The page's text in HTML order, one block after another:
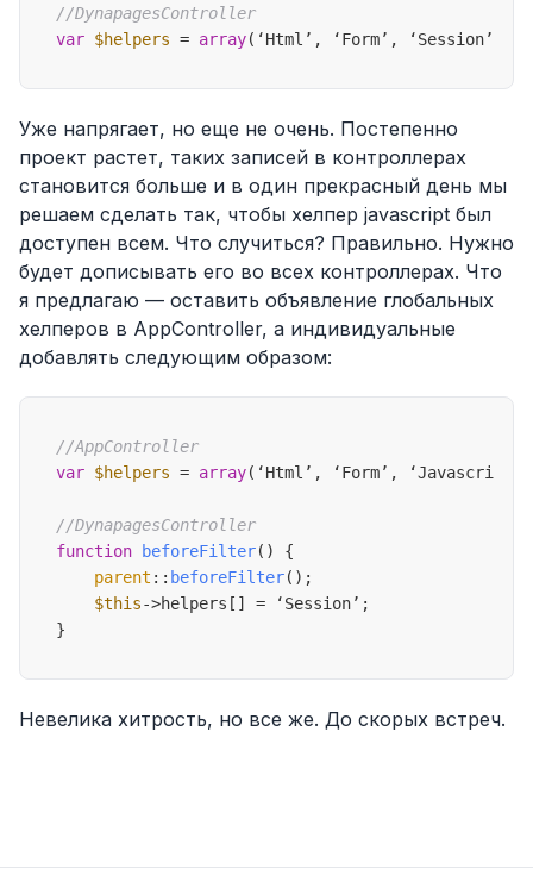
//DynapagesController
var $helpers = array
Уже напрягает, но еще не очень. Постепенно
проект растет, таких записей в контроллерах
становится больше и в один прекрасный день мы
решаем сделать так, чтобы хелпер javascript был
доступен всем. Что случиться? Правильно. Нужно
будет дописывать его во всех контроллерах. Что
я предлагаю — оставить объявление глобальных
хелперов в AppController, а индивидуальные
добавлять следующим образом:
//AppController
var $helpers = array(‘Html’, ‘Form’,
//DynapagesController
function
beforeFilter( ) {
parent :: beforeFilter();
$this->helpers[] = ‘Session’;
Невелика хитрость, но все же. До скорых встреч.